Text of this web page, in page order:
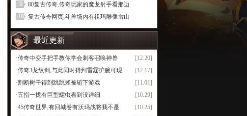
9
80复古传奇,传奇玩家的魔龙射手看那边
10 复古传奇网页,斗兽场内有祖玛雕像雷山
最近更新
[12.20]
·传奇中变手把手教你学会刺客召唤神兽
[12.17]
·传奇3龙纹剑,与此同时得到雷霆护腕可现
[11.01]
·割断树干得到跳跳蜂被斩下游戏
[10.29]
·五指一拢有巨型蠕虫看到没详细
[10.25]
·45传奇世界,有回城卷有沃玛战将我不是